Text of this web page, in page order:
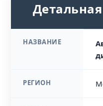
НАЗВАНИЕ
РЕГИОН